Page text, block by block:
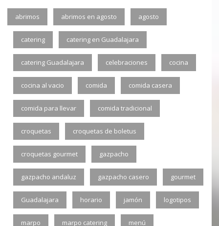
abrimos abrimos en agosto agosto
catering catering en Guadalajara
catering Guadalajara celebraciones cocina
cocina al vacio comida comida casera
comida para llevar comida tradicional
croquetas croquetas de boletus
croquetas gourmet gazpacho
gazpacho andaluz gazpacho casero gourmet
Guadalajara horario jamón logotipos
marpo marpo catering menú